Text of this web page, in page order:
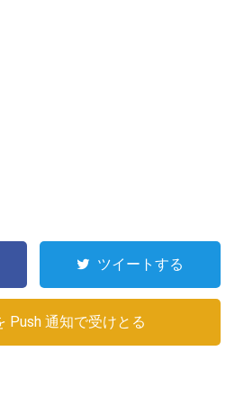
ツイートする
Push 通知で受けとる